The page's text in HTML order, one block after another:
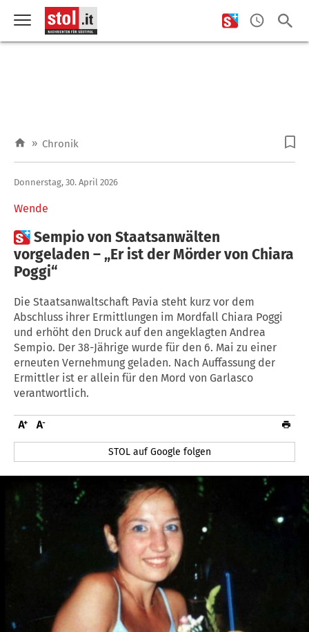
» Chronik
Wende
Donnerstag, 30. April 2026
Sempio von Staatsanwälten
vorgeladen – „Er ist der Mörder von Chiara
Poggi“
Die Staatsanwaltschaft Pavia steht kurz vor dem
Abschluss ihrer Ermittlungen im Mordfall Chiara Poggi
und erhöht den Druck auf den angeklagten Andrea
Sempio. Der 38-Jährige wurde für den 6. Mai zu einer
erneuten Vernehmung geladen. Nach Auffassung der
Ermittler ist er allein für den Mord von Garlasco
verantwortlich.
STOL auf Google folgen